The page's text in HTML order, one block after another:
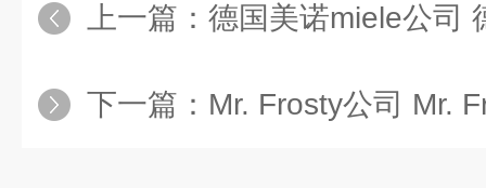
上一篇： 德国美诺miele公司
下一篇： Mr. Frosty公司 Mr.